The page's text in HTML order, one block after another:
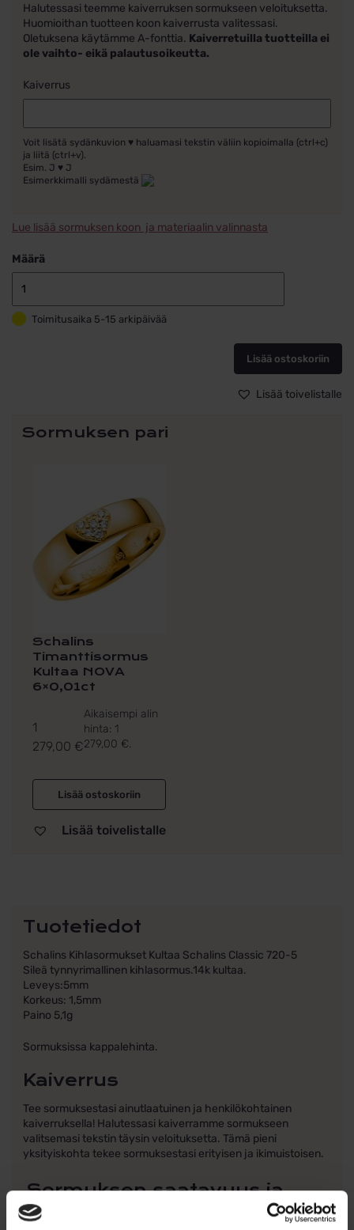
Halutessasi teemme kaiverruksen sormukseen veloituksetta.
Huomioithan tuotteen koon kaiverrusta valitessasi.
Oletuksena käytämme A-fonttia. Kaiverretuilla tuotteilla ei
ole vaihto- eikä palautusoikeutta.
Kaiverrus
Voit lisätä sydänkuvion ♥ haluamasi tekstin väliin kopioimalla (ctrl+c)
ja liitä (ctrl+v).
Esim. J ♥ J
Esimerkkimalli sydämestä
Lue lisää sormuksen koon ja materiaalin valinnasta
Määrä
Schalins
720-
5
Toimitusaika 5-15 arkipäivää
Lisää ostoskoriin
Lisää toivelistalle
Sormuksen pari
Schalins
Timanttisormus
Kultaa NOVA
6×0,01ct
1
279,00 €
Aikaisempi alin
hinta: 1
279,00 €.
Lisää ostoskoriin
Lisää toivelistalle
Tuotetiedot
Schalins Kihlasormukset Kultaa Schalins Classic 720-5
Sileä tynnyrimallinen kihlasormus.14k kultaa.
Leveys:5mm
Korkeus: 1,5mm
Paino 5,1g
Sormuksissa kappalehinta.
Kaiverrus
Tee sormuksestasi ainutlaatuinen ja henkilökohtainen
kaiverruksella! Halutessasi kaiverramme sormukseen
valitsemasi tekstin täysin veloituksetta. Tämä pieni
yksityiskohta tekee sormuksestasi erityisen ja ikimuistoisen.
Sormuksen saatavuus ja
toimitusaika